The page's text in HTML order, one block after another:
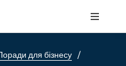
для бізнесу /